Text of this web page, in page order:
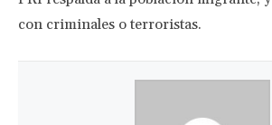
con criminales o terroristas.